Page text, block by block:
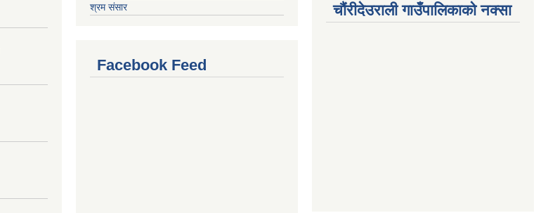
श्रम संसार
Facebook Feed
चौंरीदेउराली गाउँपालिकाको नक्सा